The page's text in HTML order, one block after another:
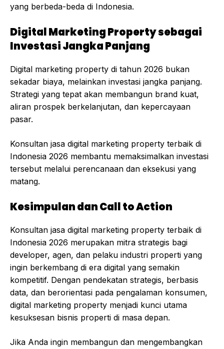
yang berbeda-beda di Indonesia.
Digital Marketing Property sebagai
Investasi Jangka Panjang
Digital marketing property di tahun 2026 bukan
sekadar biaya, melainkan investasi jangka panjang.
Strategi yang tepat akan membangun brand kuat,
aliran prospek berkelanjutan, dan kepercayaan
pasar.
Konsultan jasa digital marketing property terbaik di
Indonesia 2026 membantu memaksimalkan investasi
tersebut melalui perencanaan dan eksekusi yang
matang.
Kesimpulan dan Call to Action
Konsultan jasa digital marketing property terbaik di
Indonesia 2026 merupakan mitra strategis bagi
developer, agen, dan pelaku industri properti yang
ingin berkembang di era digital yang semakin
kompetitif. Dengan pendekatan strategis, berbasis
data, dan berorientasi pada pengalaman konsumen,
digital marketing property menjadi kunci utama
kesuksesan bisnis properti di masa depan.
Jika Anda ingin membangun dan mengembangkan